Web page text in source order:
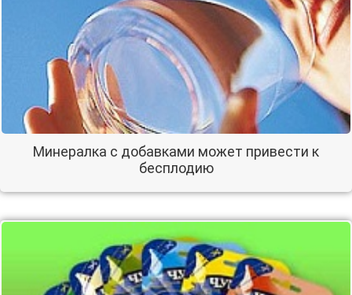
Минералка c добавками может привести к
бесплодию